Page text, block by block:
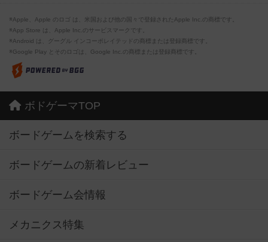
※Apple、Apple のロゴ は、米国および他の国々で登録されたApple Inc.の商標です。
※App Store は、Apple Inc.のサービスマークです。
※Android は、グーグル インコーポレイテッドの商標または登録商標です。
※Google Play とそのロゴは、Google Inc.の商標または登録商標です。
ボドゲーマTOP
ボードゲームを検索する
ボードゲームの新着レビュー
ボードゲーム会情報
メカニクス特集